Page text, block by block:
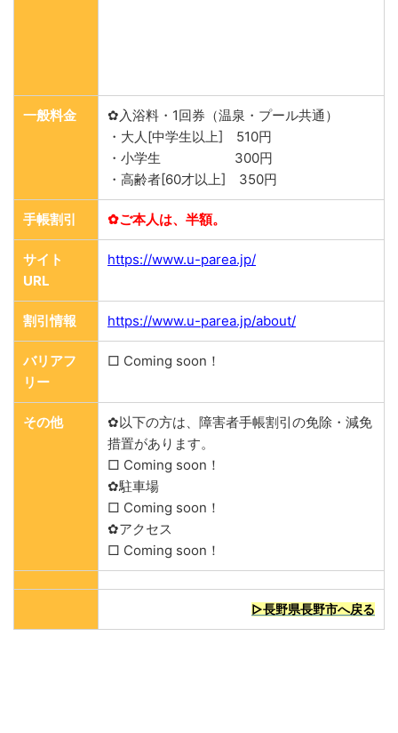
一般料金
✿入浴料・1回券（温泉・プール共通）
・大人[中学生以上] 510円
・小学生 300円
・高齢者[60才以上] 350円
手帳割引 ✿ご本人は、半額。
サイト
URL
https://www.u-parea.jp/
割引情報 https://www.u-parea.jp/about/
バリアフ
リー
□ Coming soon！
その他
✿以下の方は、障害者手帳割引の免除・減免
措置があります。
□ Coming soon！
✿駐車場
□ Coming soon！
✿アクセス
□ Coming soon！
▷長野県長野市へ戻る